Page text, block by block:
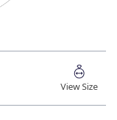
View Size